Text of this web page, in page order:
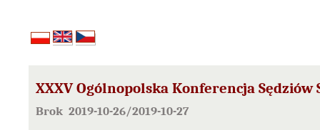
XXXV Ogólnopolska Konferencja Sędziów
Brok 2019-10-26/2019-10-27